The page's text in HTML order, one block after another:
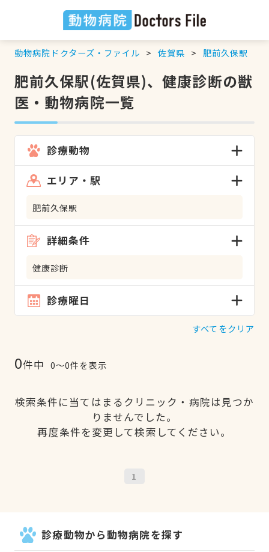
動物病院ドクターズ・ファイル 佐賀県 肥前久保駅
肥前久保駅(佐賀県)、健康診断の獣
医・動物病院一覧
診療動物
エリア・駅
肥前久保駅
詳細条件
健康診断
診療曜日
すべてをクリア
0件中 0〜0件を表示
検索条件に当てはまるクリニック・病院は見つか
りませんでした。
再度条件を変更して検索してください。
1
診療動物から動物病院を探す